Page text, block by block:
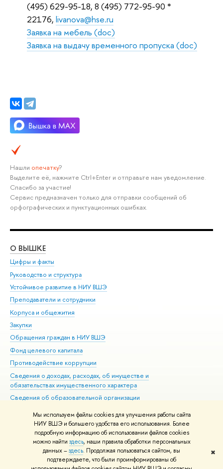
Мы используем файлы cookies для улучшения работы сайта
НИУ ВШЭ и большего удобства его использования. Более
подробную информацию об использовании файлов cookies
можно найти здесь, наши правила обработки персональных
данных –здесь. Продолжая пользоваться сайтом, вы
подтверждаете, что были проинформированы об
✖
(495) 629-95-18, 8 (495) 772-95-90 *
22176, livanova@hse.ru
Заявка на мебель (doc)
Заявка на выдачу временного пропуска (doc)
Нашли опечатку?
Выделите её, нажмите Ctrl+Enter и отправьте нам уведомление.
Спасибо за участие!
Сервис предназначен только для отправки сообщений об
орфографических и пунктуационных ошибках.
О ВЫШКЕ
Цифры и факты
Руководство и структура
Устойчивое развитие в НИУ ВШЭ
Преподаватели и сотрудники
Корпуса и общежития
Закупки
Обращения граждан в НИУ ВШЭ
Фонд целевого капитала
Противодействие коррупции
Сведения о доходах, расходах, об имуществе и
обязательствах имущественного характера
Сведения об образовательной организации
Людям с ограниченными возможностями здоровья
Единая платежная страница
Работа в Вышке